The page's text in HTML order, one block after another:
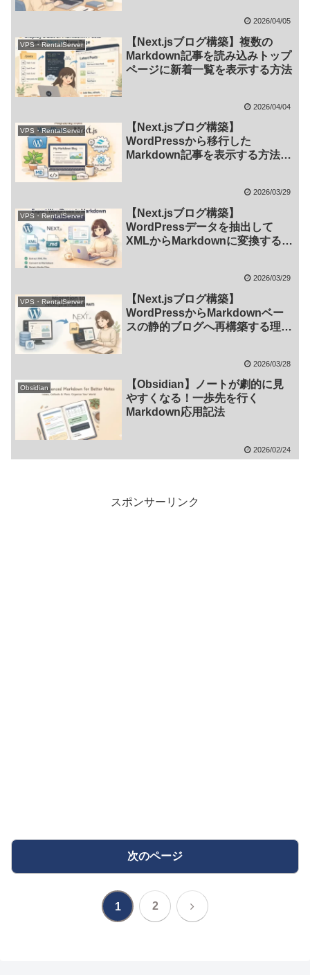
2026/04/05
VPS・RentalServer
【Next.jsブログ構築】複数の
Markdown記事を読み込みトップ
ページに新着一覧を表示する方法
2026/04/04
VPS・RentalServer
【Next.jsブログ構築】
WordPressから移行した
Markdown記事を表示する方法
2026/03/29
VPS・RentalServer
【Next.jsブログ構築】
WordPressデータを抽出して
XMLからMarkdownに変換する手
2026/03/29
VPS・RentalServer
【Next.jsブログ構築】
WordPressからMarkdownベー
スの静的ブログへ再構築する理由
2026/03/28
Obsidian
【Obsidian】ノートが劇的に見
やすくなる！一歩先を行く
Markdown応用記法
2026/02/24
スポンサーリンク
次のページ
1 2 次